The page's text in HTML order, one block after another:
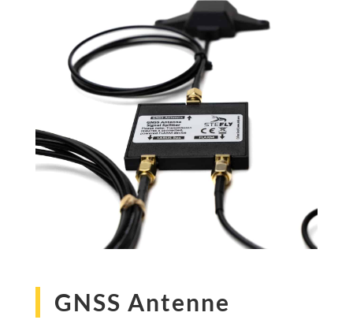
GNSS Antenne